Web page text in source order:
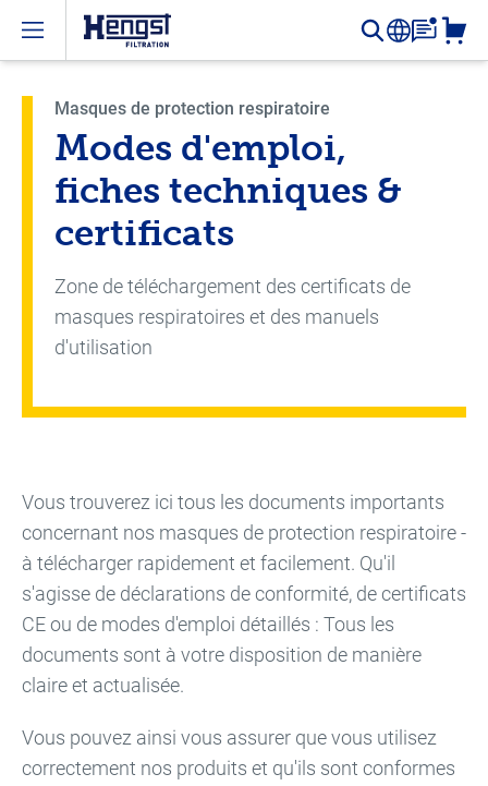
Open menu
Masques de protection respiratoire
Modes d'emploi,
fiches techniques &
certificats
Zone de téléchargement des certificats de
masques respiratoires et des manuels
d'utilisation
Vous trouverez ici tous les documents importants
concernant nos masques de protection respiratoire -
à télécharger rapidement et facilement. Qu'il
s'agisse de déclarations de conformité, de certificats
CE ou de modes d'emploi détaillés : Tous les
documents sont à votre disposition de manière
claire et actualisée.
Vous pouvez ainsi vous assurer que vous utilisez
correctement nos produits et qu'ils sont conformes